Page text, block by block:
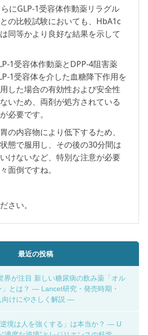
にGLP-1受容体作動薬リラグル
の比較試験においても、HbA1c
同等かより良好な結果を示して
1受容体作動薬とDPP-4阻害薬
1受容体を介した血糖降下作用を
した場合の有効性および安全性
いため、両剤が処方されている
必要です。
の内容物により低下するため、
態で服用し、その後の30分間は
けないなど、特別な注意が必要
面倒ですね。
さい。
最近の投稿
が注目 新しい糖尿病の飲み薬「オル
」とは？ ― Lancet研究・発売時期・
向けにやさしく解説 ―
境は人を強くする」は本当か？ ― U